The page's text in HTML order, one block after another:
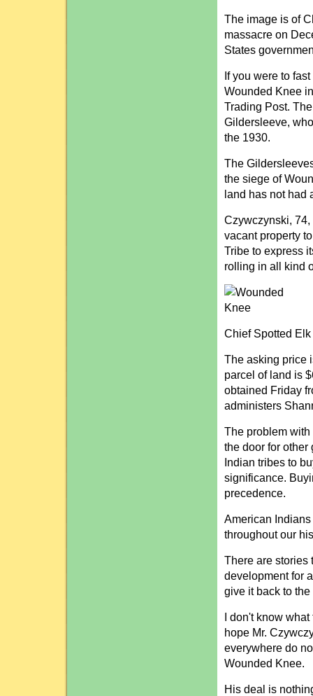
The image is of
massacre on
States
If you were to
Wounded Knee
Trading Post.
Gildersleeve,
the 1930.
The
the siege of
land has not had
Czywczynski,
vacant property
Tribe to express
rolling in all kind
Chief Spotted
The asking price
parcel of land is
obtained Friday
administers
The problem
the door for
Indian tribes to
significance.
precedence.
American
throughout our
There are stories
development for
give it back to
I don't know
hope Mr.
everywhere do
Wounded Knee.
His deal is